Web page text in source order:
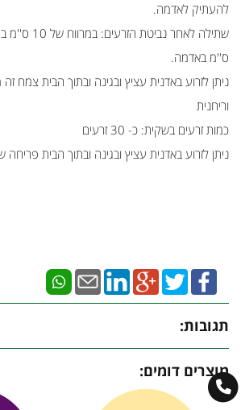
להעתיק לאדמה.
ס''מ באדמה.
ניתן לזרוע באדנית עציץ ובגינה ובתוך הבית
וריחנית
כמות זרעים בשקית: כ- 30 זרעים
ניתן לזרוע באדנית עציץ ובגינה ובתוך הבית
תגובות:
מוצרים דומים: